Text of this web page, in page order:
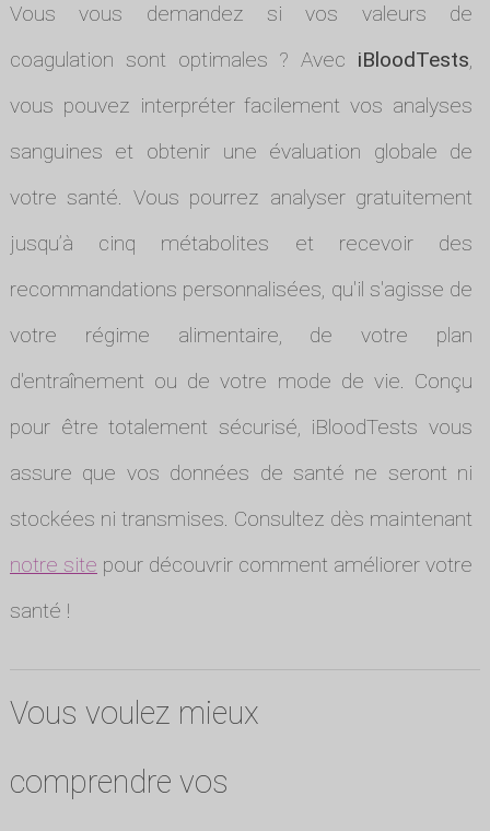
Vous vous demandez si vos valeurs de
coagulation sont optimales ? Avec iBloodTests,
vous pouvez interpréter facilement vos analyses
sanguines et obtenir une évaluation globale de
votre santé. Vous pourrez analyser gratuitement
jusqu’à cinq métabolites et recevoir des
recommandations personnalisées, qu'il s'agisse de
votre régime alimentaire, de votre plan
d'entraînement ou de votre mode de vie. Conçu
pour être totalement sécurisé, iBloodTests vous
assure que vos données de santé ne seront ni
stockées ni transmises. Consultez dès maintenant
notre site pour découvrir comment améliorer votre
santé !
Vous voulez mieux
comprendre vos